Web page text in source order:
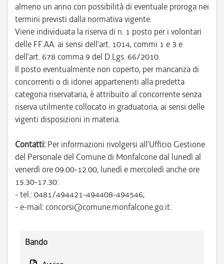
almeno un anno con possibilità di eventuale proroga nei
termini previsti dalla normativa vigente.
Viene individuata la riserva di n. 1 posto per i volontari
delle FF.AA. ai sensi dell’art. 1014, commi 1 e 3 e
dell’art. 678 comma 9 del D.Lgs. 66/2010.
Il posto eventualmente non coperto, per mancanza di
concorrenti o di idonei appartenenti alla predetta
categoria riservataria, è attribuito al concorrente senza
riserva utilmente collocato in graduatoria, ai sensi delle
vigenti disposizioni in materia.
Contatti: Per informazioni rivolgersi all’Ufficio Gestione
del Personale del Comune di Monfalcone dal lunedì al
venerdì ore 09.00-12.00, lunedì e mercoledì anche ore
15.30-17.30:
- tel.: 0481/494421-494408-494546;
- e-mail: concorsi@comune.monfalcone.go.it.
Bando